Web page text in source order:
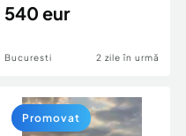
Parcul Carol
540 eur
Bucuresti 2 zile în urmă
Promovat